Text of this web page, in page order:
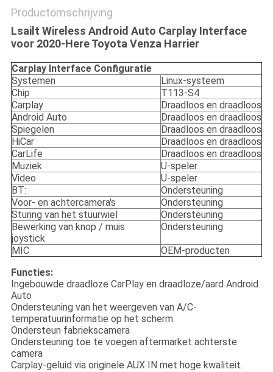
Productomschrijving
Lsailt Wireless Android Auto Carplay Interface
voor 2020-Here Toyota Venza Harrier
Carplay Interface Configuratie
Systemen
Linux-systeem
Chip
T113-S4
Carplay
Draadloos en draadloos
Android Auto
Draadloos en draadloos
Spiegelen
Draadloos en draadloos
HiCar
Draadloos en draadloos
CarLife
Draadloos en draadloos
Muziek
U-speler
Video
U-speler
BT:
Ondersteuning
Voor- en achtercamera's
Ondersteuning
Sturing van het stuurwiel
Ondersteuning
Bewerking van knop / muis
joystick
Ondersteuning
MIC
OEM-producten
Functies:
Ingebouwde draadloze CarPlay en draadloze/aard Android
Auto
Ondersteuning van het weergeven van A/C-
temperatuurinformatie op het scherm.
Ondersteun fabriekscamera
Ondersteuning toe te voegen aftermarket achterste
camera
Carplay-geluid via originele AUX IN met hoge kwaliteit.